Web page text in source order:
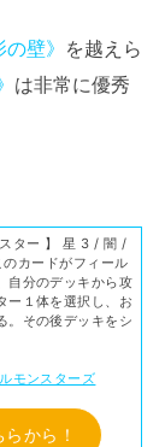
の壁》 を越えら
は非常に優秀
スター 】 星 3 / 闇 /
カードがフィール
自分のデッキから攻
ー１体を選択し、お
。その後デッキをシ
モンスターズ
から！